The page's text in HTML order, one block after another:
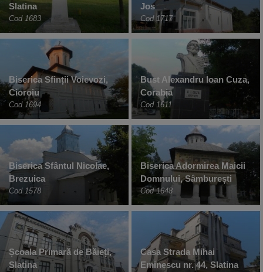
Slatina
Cod 1683
Jos
Cod 1717
Biserica Sfinții Voievozi,
Cioroiu
Cod 1694
Bust Alexandru Ioan Cuza,
Corabia
Cod 1611
Biserica Sfântul Nicolae,
Brezuica
Cod 1578
Biserica Adormirea Maicii
Domnului, Sâmburești
Cod 1648
Școala Primară de Băieți,
Slatina
Casa Strada Mihai
Eminescu nr. 44, Slatina